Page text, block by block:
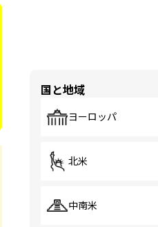
国と地域
ヨーロッパ
北米
中南米